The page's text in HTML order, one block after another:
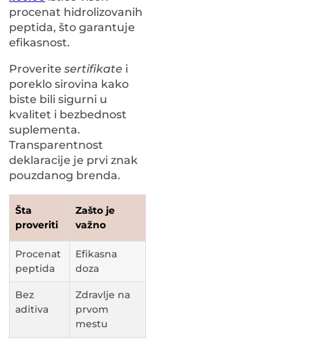
procenat hidrolizovanih
peptida, što garantuje
efikasnost.
Proveritesertifikate i
poreklo sirovina kako
biste bili sigurni u
kvalitet i bezbednost
suplementa.
Transparentnost
deklaracije je prvi znak
pouzdanog brenda.
Šta
proveriti
Zašto je
važno
Procenat
peptida
Efikasna
doza
Bez
aditiva
Zdravlje na
prvom
mestu